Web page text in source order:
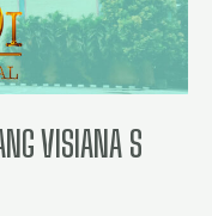
VISIANA S